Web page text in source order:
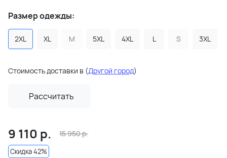
Размер одежды:
2XL XL M 5XL 4XL L S 3XL
Стоимость доставки в (Другой город)
Рассчитать
9 110 р. 15 950р.
Скидка 42%